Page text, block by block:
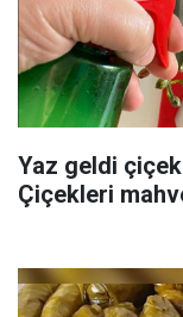
Yaz geldi
Çiçekleri